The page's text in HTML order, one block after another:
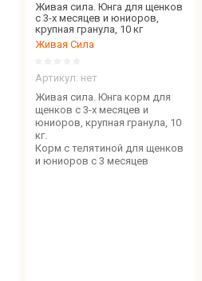
Живая сила. Юнга для щенков
с 3-х месяцев и юниоров,
крупная гранула, 10 кг
Живая Сила
Артикул: нет
Живая сила. Юнга корм для
щенков с 3-х месяцев и
юниоров, крупная гранула, 10
кг.
Корм с телятиной для щенков
и юниоров с 3 месяцев